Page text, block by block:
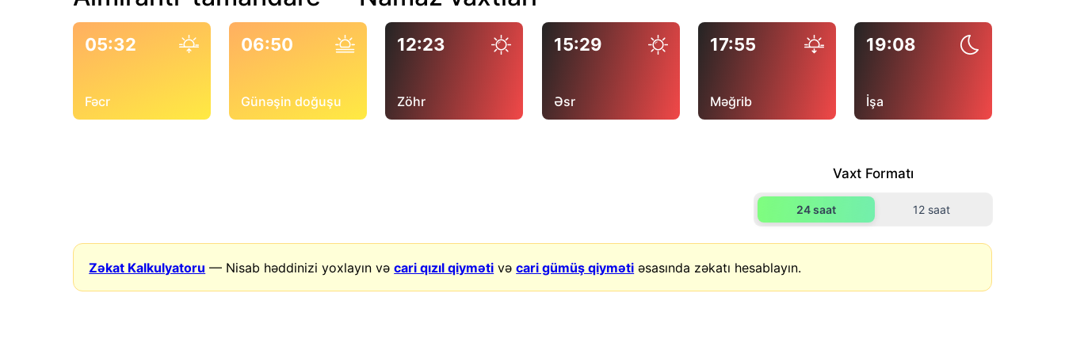
05:32
Fəcr
06:50
Günəşin doğuşu
12:23
Zöhr
15:29
Əsr
17:55
Məğrib
19:08
İşa
Vaxt Formatı
24 saat 12 saat
Zəkat Kalkulyatoru — Nisab həddinizi yoxlayın vəcari qızıl qiyməti vəcari gümüş qiyməti əsasında zəkatı hesablayın.